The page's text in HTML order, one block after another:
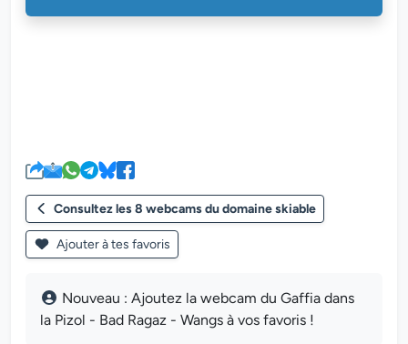
Consultez les 8 webcams du domaine skiable
Ajouter à tes favoris
Nouveau : Ajoutez la webcam du Gaffia dans
la Pizol - Bad Ragaz - Wangs à vos favoris !